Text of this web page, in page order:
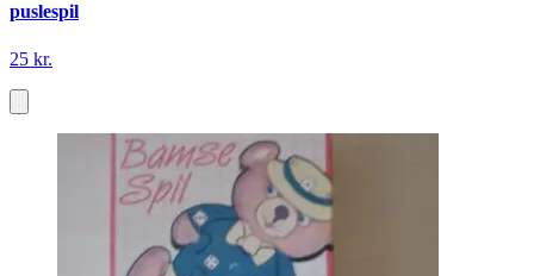
puslespil
25 kr.